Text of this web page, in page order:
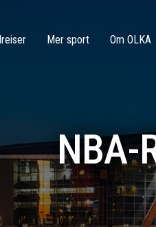
Mer sport Om OLKA
NBA-